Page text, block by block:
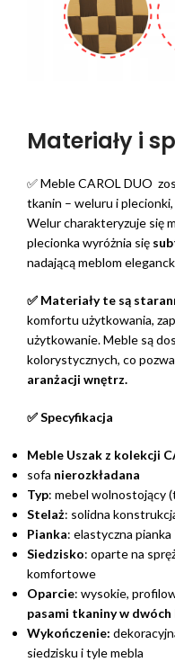
Materiały i
✅ Meble CAROL DUO
tkanin – weluru i plecionki,
Welur charakteryzuje się
plecionka wyróżnia się
nadającą meblom
✅ Materiały te są
komfortu użytkowania,
użytkowanie. Meble są
kolorystycznych, co
aranżacji wnętrz.
✅ Specyfikacja
Meble Uszak z kolekcji
sofa nierozkładana
Typ: mebel wolnostojący
Stelaż: solidna
Pianka: elastyczna
Siedzisko: oparte na
komfortowe
Oparcie: wysokie,
pasami tkaniny w
Wykończenie:
siedzisku i tyle mebla